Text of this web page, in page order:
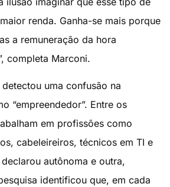
renda. Ganha-se mais porque
a remuneração da hora
completa Marconi.
uma confusão na
“empreendedor”. Entre os
em profissões como
cabeleireiros, técnicos em TI e
autônoma e outra,
identificou que, em cada